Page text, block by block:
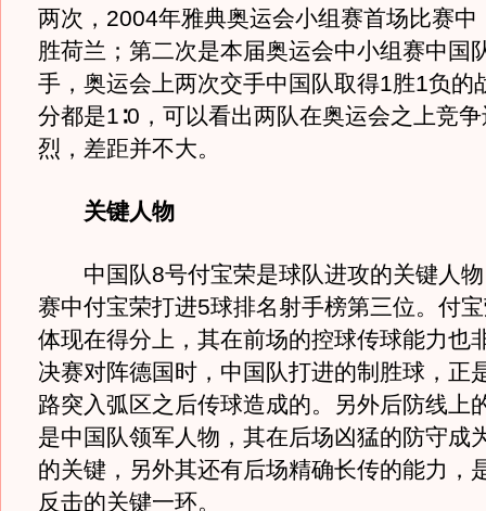
两次，2004年雅典奥运会小组赛首场比赛中
胜荷兰；第二次是本届奥运会中小组赛中国
手，奥运会上两次交手中国队取得1胜1负的
分都是1∶0，可以看出两队在奥运会之上竞
烈，差距并不大。
关键人物
中国队8号付宝荣是球队进攻的关键人物
赛中付宝荣打进5球排名射手榜第三位。付
体现在得分上，其在前场的控球传球能力也
决赛对阵德国时，中国队打进的制胜球，正
路突入弧区之后传球造成的。另外后防线上
是中国队领军人物，其在后场凶猛的防守成
的关键，另外其还有后场精确长传的能力，
反击的关键一环。